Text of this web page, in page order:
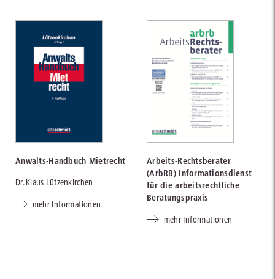
Anwalts-Handbuch Mietrecht
Dr. Klaus Lützenkirchen
mehr Informationen
Arbeits-Rechtsberater
(ArbRB) Informationsdienst
für die arbeitsrechtliche
Beratungspraxis
mehr Informationen